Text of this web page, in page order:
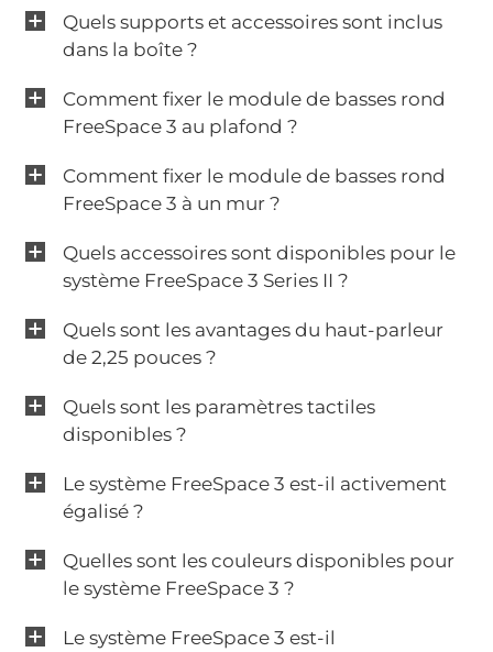
Quels supports et accessoires sont inclus
dans la boîte ?
Comment fixer le module de basses rond
FreeSpace 3 au plafond ?
Comment fixer le module de basses rond
FreeSpace 3 à un mur ?
Quels accessoires sont disponibles pour le
système FreeSpace 3 Series II ?
Quels sont les avantages du haut-parleur
de 2,25 pouces ?
Quels sont les paramètres tactiles
disponibles ?
Le système FreeSpace 3 est-il activement
égalisé ?
Quelles sont les couleurs disponibles pour
le système FreeSpace 3 ?
Le système FreeSpace 3 est-il